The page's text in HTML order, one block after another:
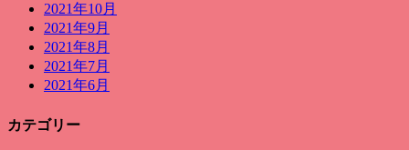
2021年10月
2021年9月
2021年8月
2021年7月
2021年6月
カテゴリー